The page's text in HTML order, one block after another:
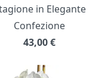
in Elegante
Confezione
43,00€